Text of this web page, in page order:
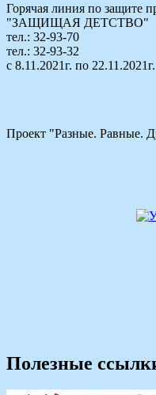
Горячая линия по защите
"ЗАЩИЩАЯ ДЕТСТВО"
тел.: 32-93-70
тел.: 32-93-32
с 8.11.2021г. по 22.11.2021г.
Проект "Разные. Равные.
Полезные